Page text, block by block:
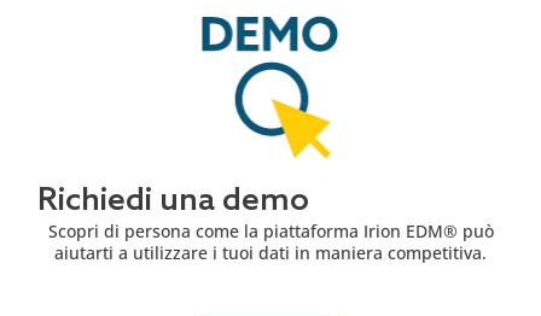
Richiedi una demo
Scopri di persona come la piattaforma Irion EDM® può
aiutarti a utilizzare i tuoi dati in maniera competitiva.